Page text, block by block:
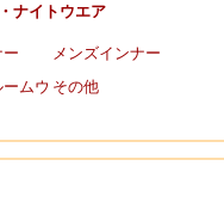
ナイトウエア
ー
メンズインナー
ムウ その他